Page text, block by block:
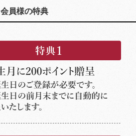
会員様の特典